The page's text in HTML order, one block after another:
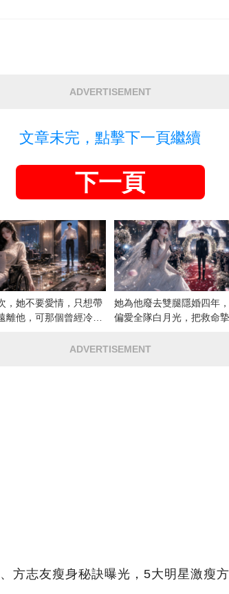
ADVERTISEMENT
文章未完，點擊下一頁繼續
下一頁
，她不要愛情，只想帶
離他，可那個曾經冷漠
她為他廢去雙腿隱婚四年
偏愛全隊白月光，把救命
ADVERTISEMENT
方志友瘦身秘訣曝光，5大明星激瘦